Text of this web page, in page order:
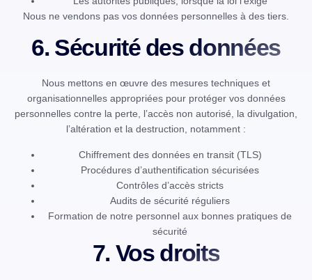
Nous ne vendons pas vos données personnelles à des tiers.
6. Sécurité des données
Nous mettons en œuvre des mesures techniques et
organisationnelles appropriées pour protéger vos données
personnelles contre la perte, l’accès non autorisé, la divulgation,
l’altération et la destruction, notamment :
Chiffrement des données en transit (TLS)
Procédures d’authentification sécurisées
Contrôles d’accès stricts
Audits de sécurité réguliers
Formation de notre personnel aux bonnes pratiques de
sécurité
7. Vos droits